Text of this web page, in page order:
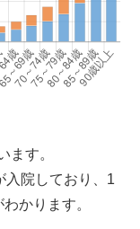
ます。
入院しており、1
かります。